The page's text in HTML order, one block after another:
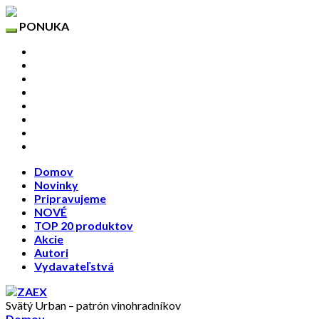
PONUKA
Domov
Novinky
Pripravujeme
NOVÉ
TOP 20 produktov
Akcie
Autori
Vydavateľstvá
Svätý Urban – patrón vinohradníkov